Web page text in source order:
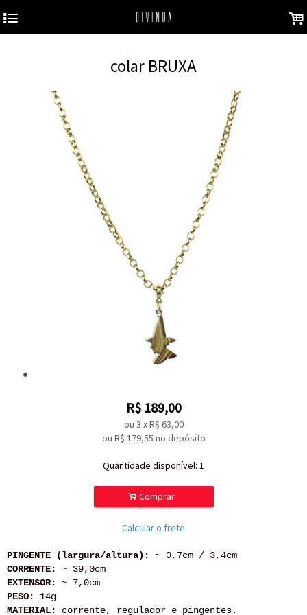
4 .
colar BRUXA
R$ 189,00
ou 3 xR$ 63,00
ou R$ 179,55 no depósito
Quantidade disponível: 1
. Comprar
Calcular o frete
PINGENTE (largura/altura):
~ 0,7cm / 3,4cm
CORRENTE:
~ 39,0cm
EXTENSOR:
~ 7,0cm
PESO:
14g
MATERIAL:
corrente, regulador e pingentes.